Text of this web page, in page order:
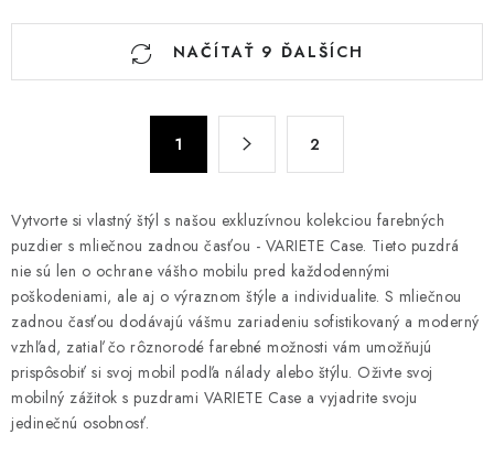
O
c
i
e
p
r
v
k
y
v
NAČÍTAŤ 9 ĎALŠÍCH
á
n
k
o
v
a
n
i
e
1 2
Vytvorte si vlastný štýl s našou exkluzívnou kolekciou farebných
puzdier s mliečnou zadnou časťou - VARIETE Case. Tieto puzdrá
nie sú len o ochrane vášho mobilu pred každodennými
poškodeniami, ale aj o výraznom štýle a individualite. S mliečnou
zadnou časťou dodávajú vášmu zariadeniu sofistikovaný a moderný
vzhľad, zatiaľ čo rôznorodé farebné možnosti vám umožňujú
prispôsobiť si svoj mobil podľa nálady alebo štýlu. Oživte svoj
mobilný zážitok s puzdrami VARIETE Case a vyjadrite svoju
jedinečnú osobnosť.